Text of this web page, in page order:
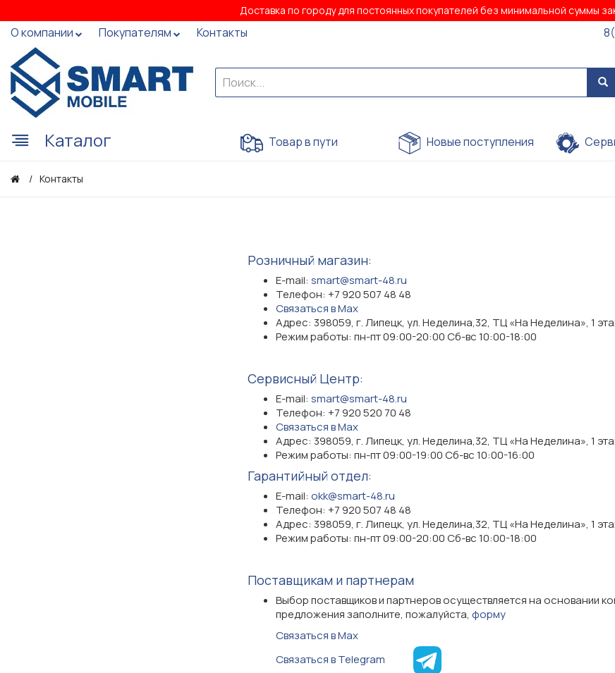
Доставка по городу для постоянных покупателей без минимальной суммы
О компании Покупателям Контакты
Каталог Товар в пути Новые поступления
Контакты
Розничный магазин:
E-mail: smart@smart-48.ru
Телефон: +7 920 507 48 48
Cвязаться в Max
Адрес: 398059, г. Липецк, ул. Неделина,32, ТЦ «На Неделина», 1
Режим работы: пн-пт 09:00-20:00 Сб-вс 10:00-18:00
Сервисный Центр:
E-mail: smart@smart-48.ru
Телефон: +7 920 520 70 48
Cвязаться в Max
Адрес: 398059, г. Липецк, ул. Неделина,32, ТЦ «На Неделина», 1
Режим работы: пн-пт 09:00-19:00 Сб-вс 10:00-16:00
Гарантийный отдел:
E-mail: okk@smart-48.ru
Телефон: +7 920 507 48 48
Адрес: 398059, г. Липецк, ул. Неделина,32, ТЦ «На Неделина», 1
Режим работы: пн-пт 09:00-20:00 Сб-вс 10:00-18:00
Поставщикам и партнерам
Выбор поставщиков и партнеров осуществляется на основании
предложения заполните, пожалуйста, форму
Cвязаться в Max
Cвязаться в Telegram